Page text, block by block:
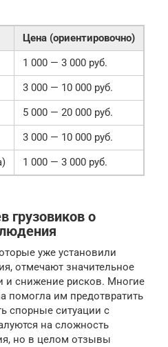
Цена (ориентировочно)
1 000 — 3 000 руб.
3 000 — 10 000 руб.
5 000 — 20 000 руб.
3 000 — 10 000 руб.
1 000 — 3 000 руб.
грузовиков о
уже установили
отмечают значительное
и снижение рисков. Многие
помогла им предотвратить
спорные ситуации с
на сложность
но в целом отзывы